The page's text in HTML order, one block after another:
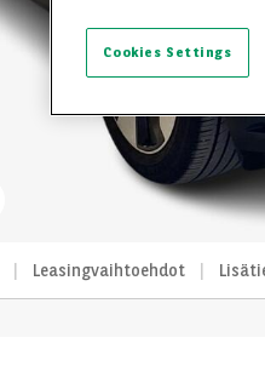
Leasingvaihtoehdot
Cookies Settings